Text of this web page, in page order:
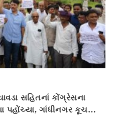
સહિતનાં કોંગ્રેસના
ગાંધીનગર કૂચ